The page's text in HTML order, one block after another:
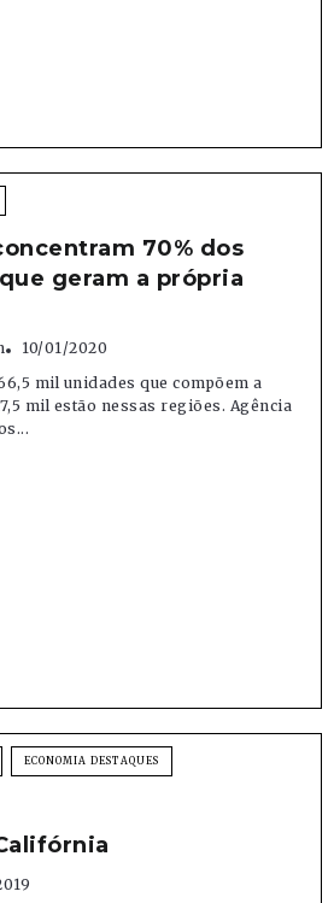
70% dos
geram a própria
10/01/2020
mil unidades que compõem a
mil estão nessas regiões. Agência
ECONOMIA DESTAQUES